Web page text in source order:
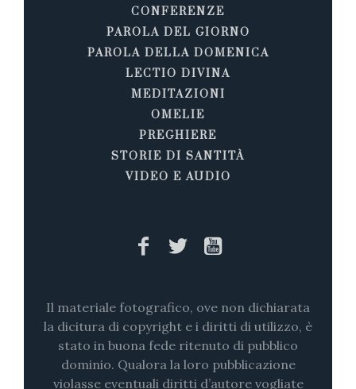
CONFERENZE
PAROLA DEL GIORNO
PAROLA DELLA DOMENICA
LECTIO DIVINA
MEDITAZIONI
OMELIE
PREGHIERE
STORIE DI SANTITÀ
VIDEO E AUDIO
Il materiale fotografico, ove non dichiarata
la dicitura di copyright e i diritti di utilizzo, è
stato in buona fede ritenuto di pubblico
dominio. Qualora la loro pubblicazione
violasse eventuali diritti d’autore vogliate